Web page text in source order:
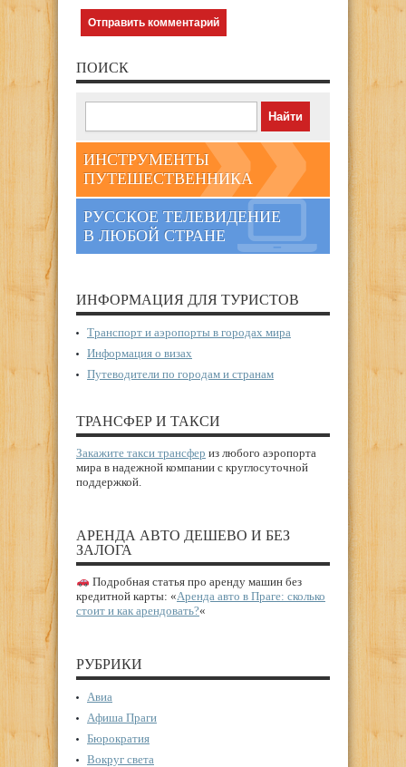
ПОИСК
ИНСТРУМЕНТЫ
ПУТЕШЕСТВЕННИКА
РУССКОЕ ТЕЛЕВИДЕНИЕ
В ЛЮБОЙ СТРАНЕ
ИНФОРМАЦИЯ ДЛЯ ТУРИСТОВ
Транспорт и аэропорты в городах мира
Информация о визах
Путеводители по городам и странам
ТРАНСФЕР И ТАКСИ
Закажите такси трансфер из любого аэропорта
мира в надежной компании с круглосуточной
поддержкой.
АРЕНДА АВТО ДЕШЕВО И БЕЗ
ЗАЛОГА
Подробная статья про аренду машин без
кредитной карты: «Аренда авто в Праге: сколько
стоит и как арендовать?«
РУБРИКИ
Авиа
Афиша Праги
Бюрократия
Вокруг света